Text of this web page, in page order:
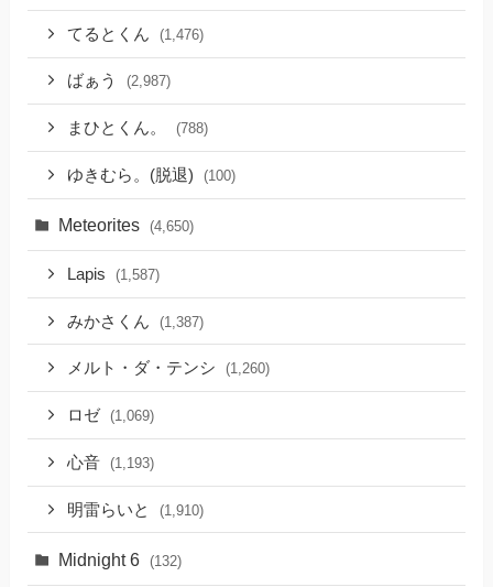
てるとくん (1,476)
ばぁう (2,987)
まひとくん。 (788)
ゆきむら。(脱退) (100)
Meteorites (4,650)
Lapis (1,587)
みかさくん (1,387)
メルト・ダ・テンシ (1,260)
ロゼ (1,069)
心音 (1,193)
明雷らいと (1,910)
Midnight 6 (132)